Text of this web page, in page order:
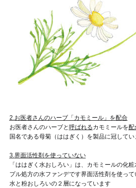
2.お医者さんのハーブ「カモミール」を配合
お医者さんのハーブと 呼ばれるカモミールを配
国名である母菊（ははぎく）を製品に冠してい
3.界面活性剤を使っていない
「ははぎく水おしろい」は、カモミールの化
プル処方の水ファンデです界面活性剤を使っ
水と粉おしろいの２層になっています